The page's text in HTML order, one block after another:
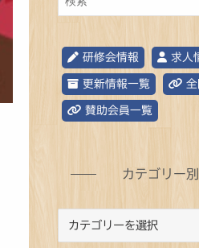
研修会情報 求人
更新情報一覧 全
賛助会員一覧
カテゴリー
テ